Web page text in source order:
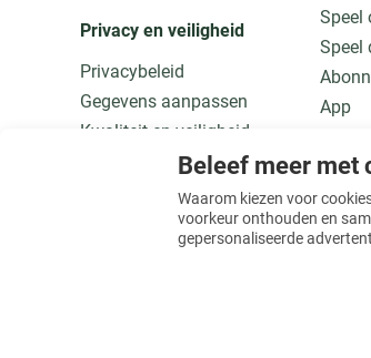
Beleef meer met
Waarom kiezen voor
voorkeur onthouden en
gepersonaliseerde
Privacy en veiligheid
Privacybeleid
Gegevens aanpassen
Kwaliteit en veiligheid
Speel
Speel
App